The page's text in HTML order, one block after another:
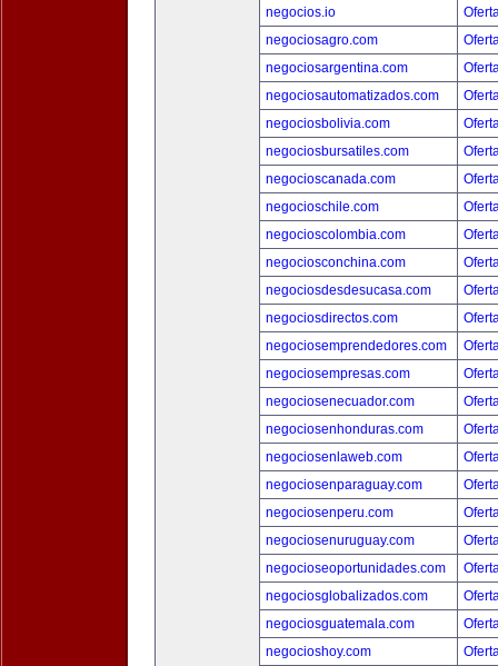
negocios.io
negociosagro.com
negociosargentina.com
negociosautomatizados.com
negociosbolivia.com
negociosbursatiles.com
negocioscanada.com
negocioschile.com
negocioscolombia.com
negociosconchina.com
negociosdesdesucasa.com
negociosdirectos.com
negociosemprendedores.com
negociosempresas.com
negociosenecuador.com
negociosenhonduras.com
negociosenlaweb.com
negociosenparaguay.com
negociosenperu.com
negociosenuruguay.com
negocioseoportunidades.com
negociosglobalizados.com
negociosguatemala.com
negocioshoy.com